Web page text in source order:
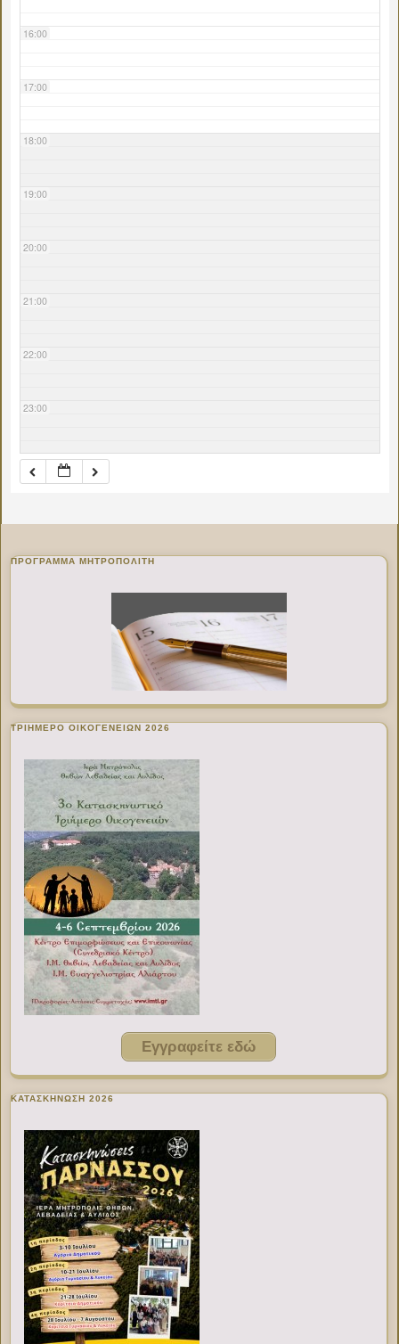
16:00
17:00
18:00
19:00
20:00
21:00
22:00
23:00
ΠΡΌΓΡΑΜΜΑ ΜΗΤΡΟΠΟΛΊΤΗ
ΤΡΙΗΜΕΡΟ ΟΙΚΟΓΕΝΕΙΩΝ 2026
Εγγραφείτε εδώ
ΚΑΤΑΣΚΗΝΩΣΗ 2026